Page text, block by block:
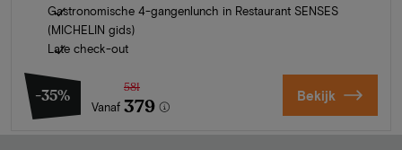
Gastronomische 4-gangenlunch in Restaurant SENSES
(MICHELIN gids)
Late check-out
-35%
Vanaf
581
379 Bekijk